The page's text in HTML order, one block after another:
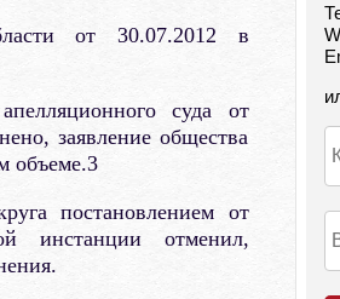
от 30.07.2012 в
суда от
заявление общества
объеме.3
постановлением от
инстанции отменил,